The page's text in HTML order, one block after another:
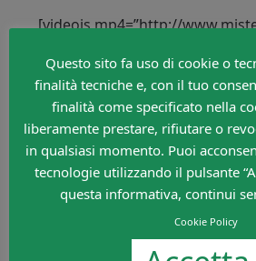
[videojs mp4=”http://
A
Lascia un commento
per inviare
Questo sito fa uso di cookie o
finalità tecniche e, con il tuo
finalità come specificato nella
liberamente prestare, rifiutare o
in qualsiasi momento. Puoi
tecnologie utilizzando il pulsante
questa informativa, continui
Cookie Policy